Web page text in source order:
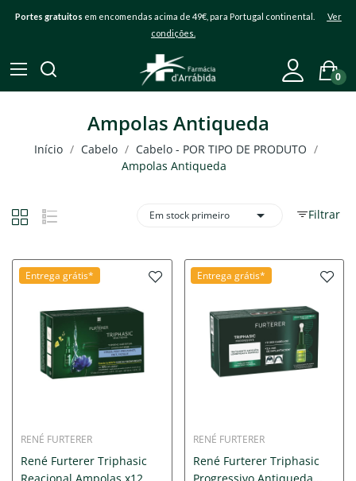
Portes gratuitos em encomendas acima de 49€, para Portugal continental. Ver
condições.
0
Ampolas Antiqueda
Início Cabelo
Cabelo - POR TIPO DE PRODUTO
Ampolas Antiqueda
Filtrar
Em stock primeiro 
Entrega grátis*
RENÉ FURTERER
René Furterer Triphasic
Reacional Ampolas x12
Entrega grátis*
RENÉ FURTERER
René Furterer Triphasic
Progressivo Antiqueda...